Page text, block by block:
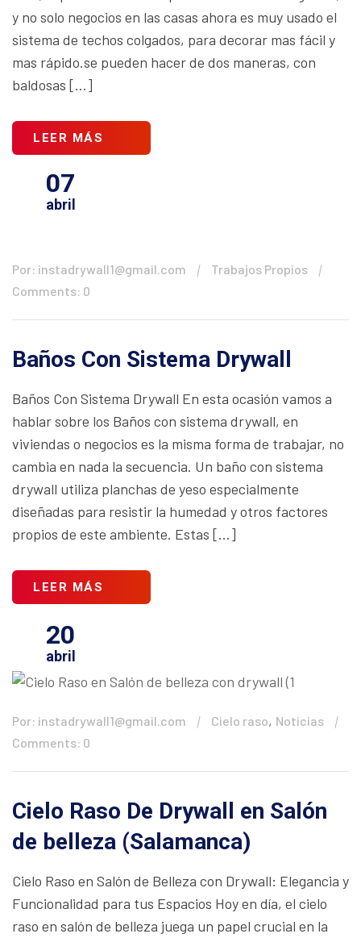
y no solo negocios en las casas ahora es muy usado el
sistema de techos colgados, para decorar mas fácil y
mas rápido.se pueden hacer de dos maneras, con
baldosas […]
LEER MÁS
07
abril
Por: instadrywall1@gmail.com
Trabajos Propios
Comments: 0
Baños Con Sistema Drywall
Baños Con Sistema Drywall En esta ocasión vamos a
hablar sobre los Baños con sistema drywall, en
viviendas o negocios es la misma forma de trabajar, no
cambia en nada la secuencia. Un baño con sistema
drywall utiliza planchas de yeso especialmente
diseñadas para resistir la humedad y otros factores
propios de este ambiente. Estas […]
LEER MÁS
20
abril
Por: instadrywall1@gmail.com Cielo raso, Noticias
Comments: 0
Cielo Raso De Drywall en Salón
de belleza (Salamanca)
Cielo Raso en Salón de Belleza con Drywall: Elegancia y
Funcionalidad para tus Espacios Hoy en día, el cielo
raso en salón de belleza juega un papel crucial en la